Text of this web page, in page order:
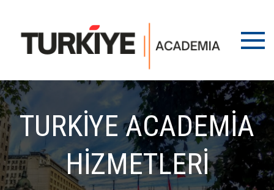
content
İran,
YÖS,
Kart
TURKİYE ACADEMİA
HİZMETLERİ